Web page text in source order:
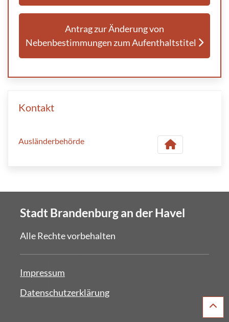
Antrag zur Änderung von
Nebenbestimmungen zum Aufenthaltstitel
Kontakt
Ausländerbehörde
Stadt Brandenburg an der Havel
Alle Rechte vorbehalten
Impressum
Datenschutzerklärung